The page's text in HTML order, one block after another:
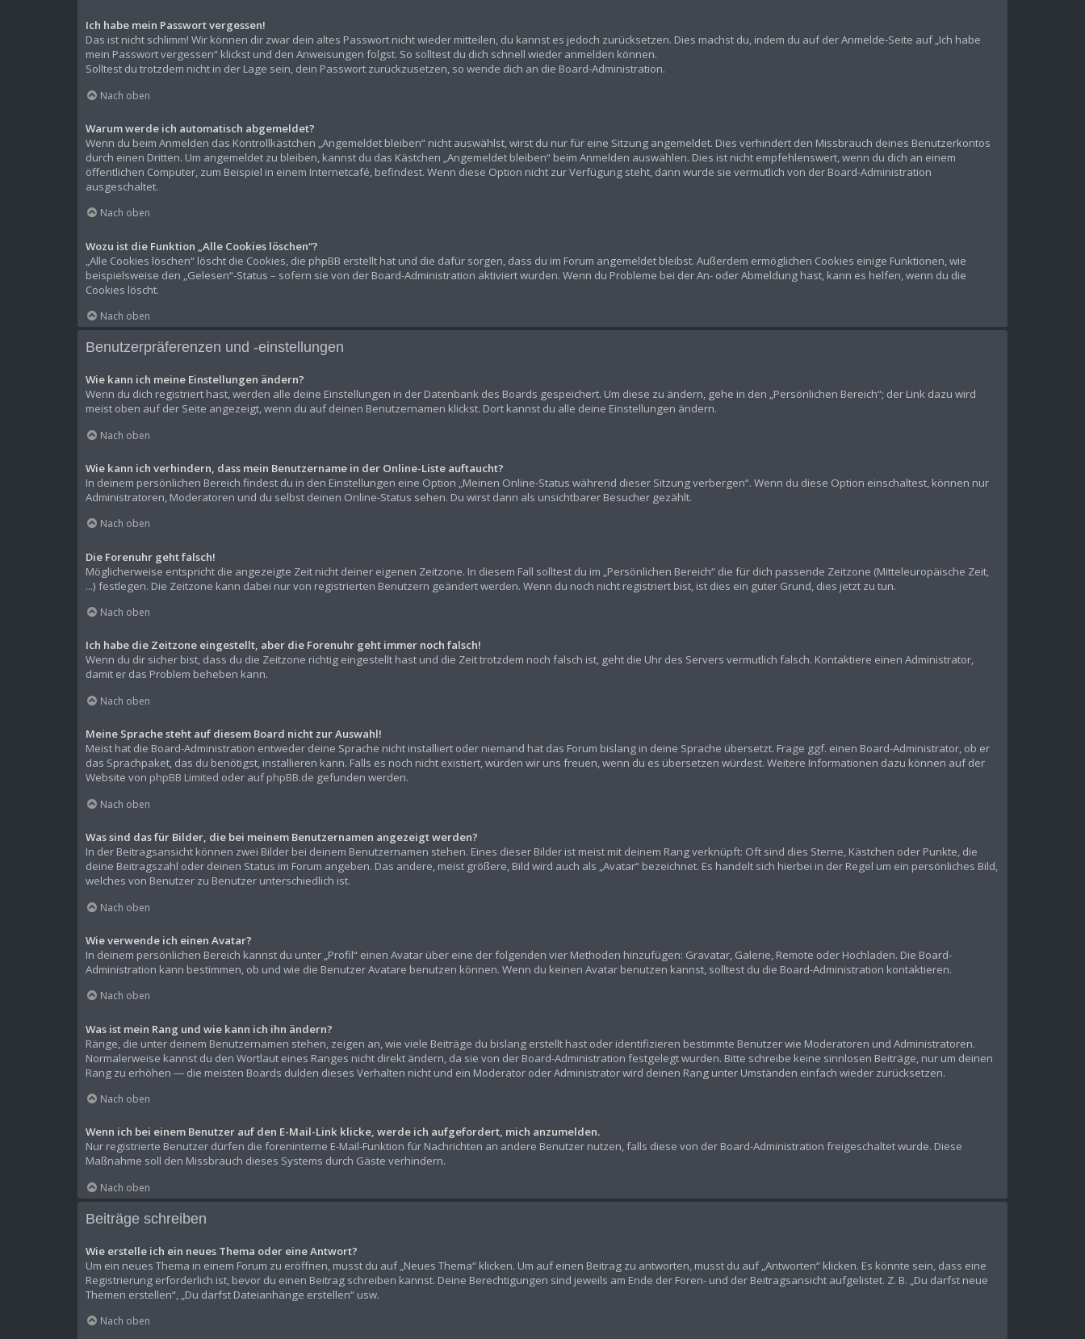
Ich habe mein Passwort vergessen!
Das ist nicht schlimm! Wir können dir zwar dein altes Passwort nicht wieder mitteilen, du kannst es jedoch zurücksetzen. Dies machst du, indem du auf der Anmelde-Seite auf „Ich habe
mein Passwort vergessen“ klickst und den Anweisungen folgst. So solltest du dich schnell wieder anmelden können.
Solltest du trotzdem nicht in der Lage sein, dein Passwort zurückzusetzen, so wende dich an die Board-Administration.
Nach oben
Warum werde ich automatisch abgemeldet?
Wenn du beim Anmelden das Kontrollkästchen „Angemeldet bleiben“ nicht auswählst, wirst du nur für eine Sitzung angemeldet. Dies verhindert den Missbrauch deines Benutzerkontos
durch einen Dritten. Um angemeldet zu bleiben, kannst du das Kästchen „Angemeldet bleiben“ beim Anmelden auswählen. Dies ist nicht empfehlenswert, wenn du dich an einem
öffentlichen Computer, zum Beispiel in einem Internetcafé, befindest. Wenn diese Option nicht zur Verfügung steht, dann wurde sie vermutlich von der Board-Administration
ausgeschaltet.
Nach oben
Wozu ist die Funktion „Alle Cookies löschen“?
„Alle Cookies löschen“ löscht die Cookies, die phpBB erstellt hat und die dafür sorgen, dass du im Forum angemeldet bleibst. Außerdem ermöglichen Cookies einige Funktionen, wie
beispielsweise den „Gelesen“-Status – sofern sie von der Board-Administration aktiviert wurden. Wenn du Probleme bei der An- oder Abmeldung hast, kann es helfen, wenn du die
Cookies löscht.
Nach oben
Benutzerpräferenzen und -einstellungen
Wie kann ich meine Einstellungen ändern?
Wenn du dich registriert hast, werden alle deine Einstellungen in der Datenbank des Boards gespeichert. Um diese zu ändern, gehe in den „Persönlichen Bereich“; der Link dazu wird
meist oben auf der Seite angezeigt, wenn du auf deinen Benutzernamen klickst. Dort kannst du alle deine Einstellungen ändern.
Nach oben
Wie kann ich verhindern, dass mein Benutzername in der Online-Liste auftaucht?
In deinem persönlichen Bereich findest du in den Einstellungen eine Option „Meinen Online-Status während dieser Sitzung verbergen“. Wenn du diese Option einschaltest, können nur
Administratoren, Moderatoren und du selbst deinen Online-Status sehen. Du wirst dann als unsichtbarer Besucher gezählt.
Nach oben
Die Forenuhr geht falsch!
Möglicherweise entspricht die angezeigte Zeit nicht deiner eigenen Zeitzone. In diesem Fall solltest du im „Persönlichen Bereich“ die für dich passende Zeitzone (Mitteleuropäische Zeit,
...) festlegen. Die Zeitzone kann dabei nur von registrierten Benutzern geändert werden. Wenn du noch nicht registriert bist, ist dies ein guter Grund, dies jetzt zu tun.
Nach oben
Ich habe die Zeitzone eingestellt, aber die Forenuhr geht immer noch falsch!
Wenn du dir sicher bist, dass du die Zeitzone richtig eingestellt hast und die Zeit trotzdem noch falsch ist, geht die Uhr des Servers vermutlich falsch. Kontaktiere einen Administrator,
damit er das Problem beheben kann.
Nach oben
Meine Sprache steht auf diesem Board nicht zur Auswahl!
Meist hat die Board-Administration entweder deine Sprache nicht installiert oder niemand hat das Forum bislang in deine Sprache übersetzt. Frage ggf. einen Board-Administrator, ob er
das Sprachpaket, das du benötigst, installieren kann. Falls es noch nicht existiert, würden wir uns freuen, wenn du es übersetzen würdest. Weitere Informationen dazu können auf der
Website von phpBB Limited oder aufphpBB.de gefunden werden.
Nach oben
Was sind das für Bilder, die bei meinem Benutzernamen angezeigt werden?
In der Beitragsansicht können zwei Bilder bei deinem Benutzernamen stehen. Eines dieser Bilder ist meist mit deinem Rang verknüpft: Oft sind dies Sterne, Kästchen oder Punkte, die
deine Beitragszahl oder deinen Status im Forum angeben. Das andere, meist größere, Bild wird auch als „Avatar“ bezeichnet. Es handelt sich hierbei in der Regel um ein persönliches Bild,
welches von Benutzer zu Benutzer unterschiedlich ist.
Nach oben
Wie verwende ich einen Avatar?
In deinem persönlichen Bereich kannst du unter „Profil“ einen Avatar über eine der folgenden vier Methoden hinzufügen: Gravatar, Galerie, Remote oder Hochladen. Die Board-
Administration kann bestimmen, ob und wie die Benutzer Avatare benutzen können. Wenn du keinen Avatar benutzen kannst, solltest du die Board-Administration kontaktieren.
Nach oben
Was ist mein Rang und wie kann ich ihn ändern?
Ränge, die unter deinem Benutzernamen stehen, zeigen an, wie viele Beiträge du bislang erstellt hast oder identifizieren bestimmte Benutzer wie Moderatoren und Administratoren.
Normalerweise kannst du den Wortlaut eines Ranges nicht direkt ändern, da sie von der Board-Administration festgelegt wurden. Bitte schreibe keine sinnlosen Beiträge, nur um deinen
Rang zu erhöhen — die meisten Boards dulden dieses Verhalten nicht und ein Moderator oder Administrator wird deinen Rang unter Umständen einfach wieder zurücksetzen.
Nach oben
Wenn ich bei einem Benutzer auf den E-Mail-Link klicke, werde ich aufgefordert, mich anzumelden.
Nur registrierte Benutzer dürfen die foreninterne E-Mail-Funktion für Nachrichten an andere Benutzer nutzen, falls diese von der Board-Administration freigeschaltet wurde. Diese
Maßnahme soll den Missbrauch dieses Systems durch Gäste verhindern.
Nach oben
Beiträge schreiben
Wie erstelle ich ein neues Thema oder eine Antwort?
Um ein neues Thema in einem Forum zu eröffnen, musst du auf „Neues Thema“ klicken. Um auf einen Beitrag zu antworten, musst du auf „Antworten“ klicken. Es könnte sein, dass eine
Registrierung erforderlich ist, bevor du einen Beitrag schreiben kannst. Deine Berechtigungen sind jeweils am Ende der Foren- und der Beitragsansicht aufgelistet. Z. B. „Du darfst neue
Themen erstellen“, „Du darfst Dateianhänge erstellen“ usw.
Nach oben